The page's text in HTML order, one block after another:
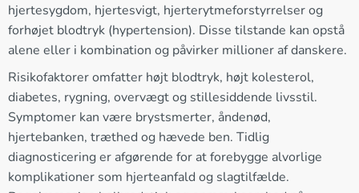
hjertesygdom, hjertesvigt, hjerterytmeforstyrrelser og
forhøjet blodtryk (hypertension). Disse tilstande kan opstå
alene eller i kombination og påvirker millioner af danskere.
Risikofaktorer omfatter højt blodtryk, højt kolesterol,
diabetes, rygning, overvægt og stillesiddende livsstil.
Symptomer kan være brystsmerter, åndenød,
hjertebanken, træthed og hævede ben. Tidlig
diagnosticering er afgørende for at forebygge alvorlige
komplikationer som hjerteanfald og slagtilfælde.